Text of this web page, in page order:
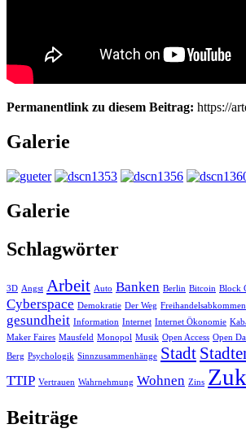
Permanentlink zu diesem Beitrag: https://
Galerie
Galerie
Schlagwörter
3D Angst Arbeit Auto Banken Berlin Bitcoin Block
Cyberspace Demokratie Der Weg Freihandelsabkommen
gesundheit Information Internet Internet Ökonomie
Maker Faires Mausfeld Monopol Musik Open Access Open
Berg Psychologik Sinnzusammenhänge Stadt
TTIP Vertrauen Wahrnehmung Wohnen Zins
Beiträge